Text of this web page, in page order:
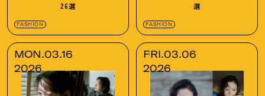
26選
FASHION
選
FASHION
MON.03.16
2026
FRI.03.06
2026